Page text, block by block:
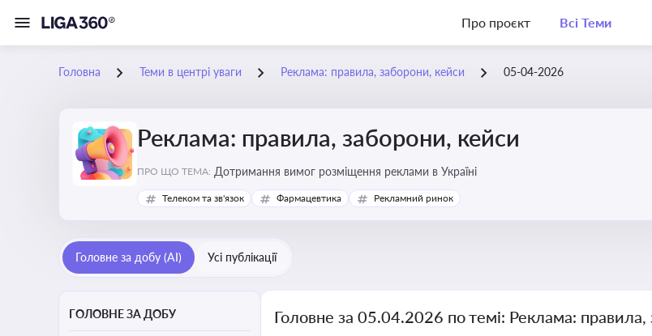
Про проєкт Всі Теми
Головна Теми в центрі уваги Реклама: правила, заборони, кейси 05-04-2026
Реклама: правила, заборони, кейси
ПРО ЩО ТЕМА: Дотримання вимог розміщення реклами в Україні
Телеком та зв'язок Фармацевтика Рекламний ринок
Головне за добу (AI) Усі публікації
ГОЛОВНЕ ЗА ДОБУ Головне за 05.04.2026 по темі: Реклама: